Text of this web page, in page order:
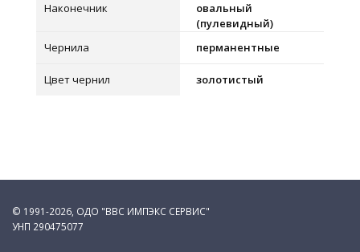
Наконечник
овальный
(пулевидный)
Чернила
перманентные
Цвет чернил золотистый
© 1991-2026, ОДО "ВВС ИМПЭКС СЕРВИС"
УНП 290475077